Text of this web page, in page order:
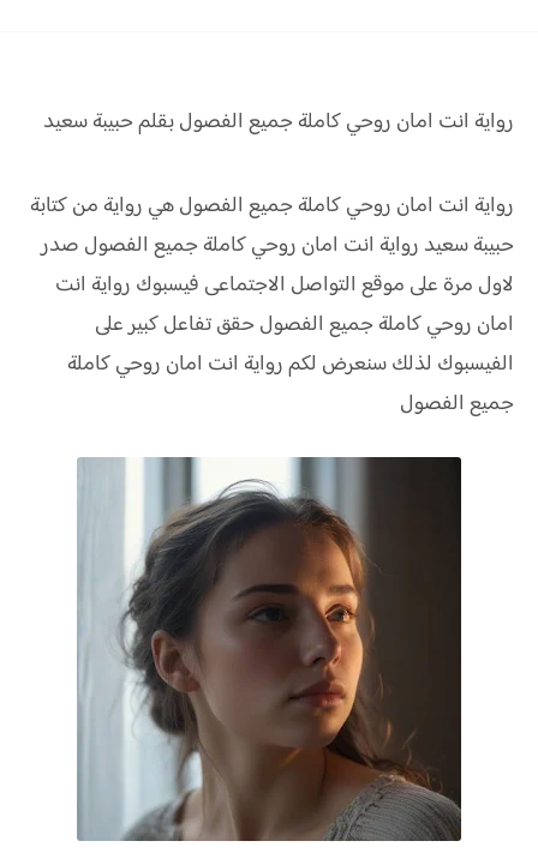
رواية انت امان روحي كاملة جميع الفصول بقلم حبيبة سعيد
رواية انت امان روحي كاملة جميع الفصول هي رواية من كتابة
حبيبة سعيد رواية انت امان روحي كاملة جميع الفصول صدر
لاول مرة على موقع التواصل الاجتماعى فيسبوك رواية انت
امان روحي كاملة جميع الفصولحققتفاعل كبير على
الفيسبوك لذلك سنعرض لكمرواية انت امان روحي كاملة
جميع الفصول